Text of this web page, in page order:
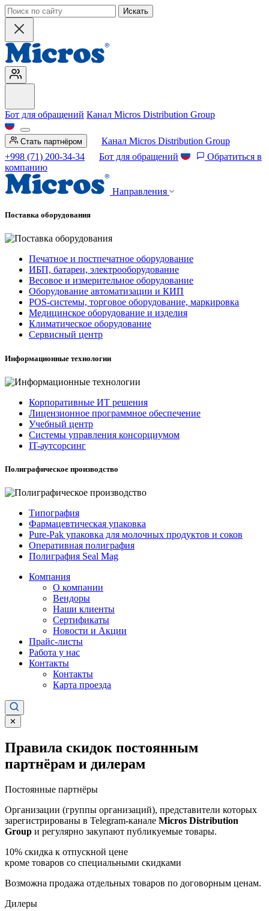
Искать
Бот для обращений Канал Micros Distribution Group
Стать партнёром
Канал Micros Distribution Group
+998 (71) 200-34-34
Бот для обращений
Обратиться в
компанию
Направления
Поставка оборудования
Печатное и постпечатное оборудование
ИБП, батареи, электрооборудование
Весовое и измерительное оборудование
Оборудование автоматизации и КИП
POS-системы, торговое оборудование, маркировка
Медицинское оборудование и изделия
Климатическое оборудование
Сервисный центр
Информационные технологии
Корпоративные ИТ решения
Лицензионное программное обеспечение
Учебный центр
Системы управления консорциумом
IT-аутсорсинг
Полиграфическое производство
Типография
Фармацевтическая упаковка
Pure-Pak упаковка для молочных продуктов и соков
Оперативная полиграфия
Полиграфия Seal Mag
Компания
О компании
Вендоры
Наши клиенты
Сертификаты
Новости и Акции
Прайс-листы
Работа у нас
Контакты
Контакты
Карта проезда
✕
Правила скидок постоянным
партнёрам и дилерам
Постоянные партнёры
Организации (группы организаций), представители которых
зарегистрированы в Telegram-канале Micros Distribution
Group и регулярно закупают публикуемые товары.
10% скидка к отпускной цене
кроме товаров со специальными скидками
Возможна продажа отдельных товаров по договорным ценам.
Дилеры